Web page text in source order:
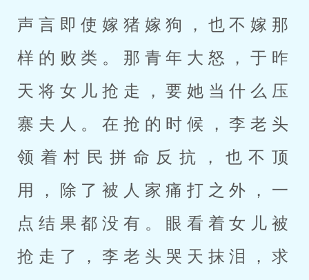
声言即使嫁猪嫁狗，也不嫁那
样的败类。那青年大怒，于昨
天将女儿抢走，要她当什么压
寨夫人。在抢的时候，李老头
领着村民拼命反抗，也不顶
用，除了被人家痛打之外，一
点结果都没有。眼看着女儿被
抢走了，李老头哭天抹泪，求